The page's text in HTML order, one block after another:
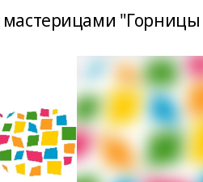
мастерицами